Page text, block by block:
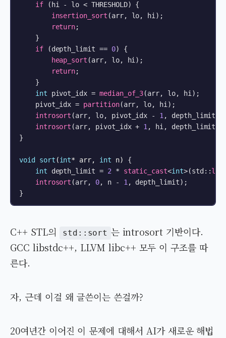
if (hi - lo < THRESHOLD) {
insertion_sort (arr, lo, hi);
return;
    }
if (depth_limit == 0) {
heap_sort (arr, lo, hi);
return;
    }
int pivot_idx = median_of_3(arr, lo, hi);
    pivot_idx =
partition(arr, lo, hi);
introsort (arr, lo, pivot_idx - 1, depth_limit
introsort (arr, pivot_idx + 1, hi, depth_limit
}
void sort (int* arr, int n)
{
int depth_limit = 2 * static_cast<int>(std::
introsort (arr, 0, n - 1, depth_limit);
}
C++ STL의 std::sort 는 introsort 기반이다.
GCC libstdc++, LLVM libc++ 모두 이 구조를 따
른다.
자, 근데 이걸 왜 글쓴이는 쓴걸까?
20여년간 이어진 이 문제에 대해서 AI가 새로운 해법